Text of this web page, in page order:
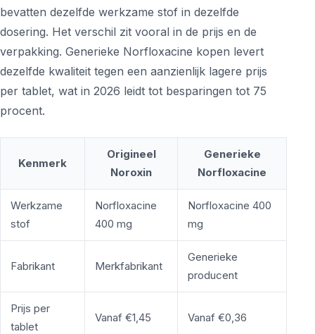
bevatten dezelfde werkzame stof in dezelfde
dosering. Het verschil zit vooral in de prijs en de
verpakking. Generieke Norfloxacine kopen levert
dezelfde kwaliteit tegen een aanzienlijk lagere prijs
per tablet, wat in 2026 leidt tot besparingen tot 75
procent.
Kenmerk
Origineel
Noroxin
Generieke
Norfloxacine
Werkzame
stof
Norfloxacine
400 mg
Norfloxacine 400
mg
Fabrikant Merkfabrikant
Generieke
producent
Prijs per
tablet
Vanaf €1,45 Vanaf €0,36